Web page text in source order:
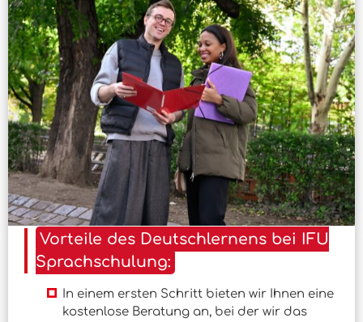
Vorteile des Deutschlernens bei IFU
Sprachschulung:
In einem ersten Schritt bieten wir Ihnen eine
kostenlose Beratung an, bei der wir das